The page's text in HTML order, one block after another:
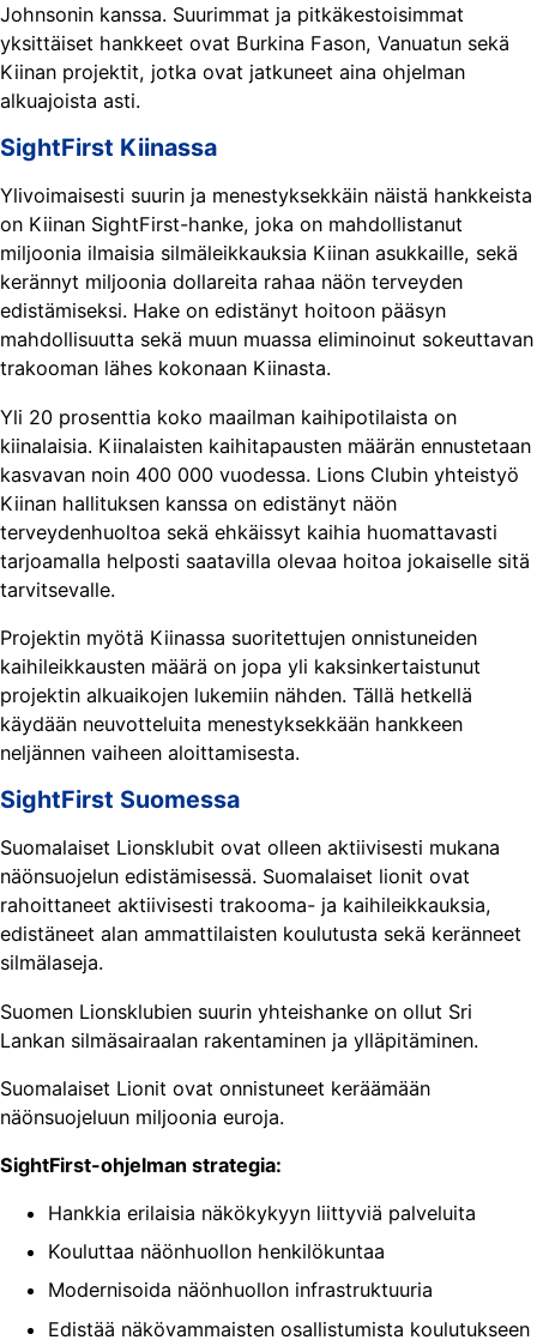
Johnsonin kanssa. Suurimmat ja pitkäkestoisimmat
yksittäiset hankkeet ovat Burkina Fason, Vanuatun sekä
Kiinan projektit, jotka ovat jatkuneet aina ohjelman
alkuajoista asti.
SightFirst Kiinassa
Ylivoimaisesti suurin ja menestyksekkäin näistä hankkeista
on Kiinan SightFirst-hanke, joka on mahdollistanut
miljoonia ilmaisia silmäleikkauksia Kiinan asukkaille, sekä
kerännyt miljoonia dollareita rahaa näön terveyden
edistämiseksi. Hake on edistänyt hoitoon pääsyn
mahdollisuutta sekä muun muassa eliminoinut sokeuttavan
trakooman lähes kokonaan Kiinasta.
Yli 20 prosenttia koko maailman kaihipotilaista on
kiinalaisia. Kiinalaisten kaihitapausten määrän ennustetaan
kasvavan noin 400 000 vuodessa. Lions Clubin yhteistyö
Kiinan hallituksen kanssa on edistänyt näön
terveydenhuoltoa sekä ehkäissyt kaihia huomattavasti
tarjoamalla helposti saatavilla olevaa hoitoa jokaiselle sitä
tarvitsevalle.
Projektin myötä Kiinassa suoritettujen onnistuneiden
kaihileikkausten määrä on jopa yli kaksinkertaistunut
projektin alkuaikojen lukemiin nähden. Tällä hetkellä
käydään neuvotteluita menestyksekkään hankkeen
neljännen vaiheen aloittamisesta.
SightFirst Suomessa
Suomalaiset Lionsklubit ovat olleen aktiivisesti mukana
näönsuojelun edistämisessä. Suomalaiset lionit ovat
rahoittaneet aktiivisesti trakooma- ja kaihileikkauksia,
edistäneet alan ammattilaisten koulutusta sekä keränneet
silmälaseja.
Suomen Lionsklubien suurin yhteishanke on ollut Sri
Lankan silmäsairaalan rakentaminen ja ylläpitäminen.
Suomalaiset Lionit ovat onnistuneet keräämään
näönsuojeluun miljoonia euroja.
SightFirst-ohjelman strategia:
Hankkia erilaisia näkökykyyn liittyviä palveluita
Kouluttaa näönhuollon henkilökuntaa
Modernisoida näönhuollon infrastruktuuria
Edistää näkövammaisten osallistumista koulutukseen